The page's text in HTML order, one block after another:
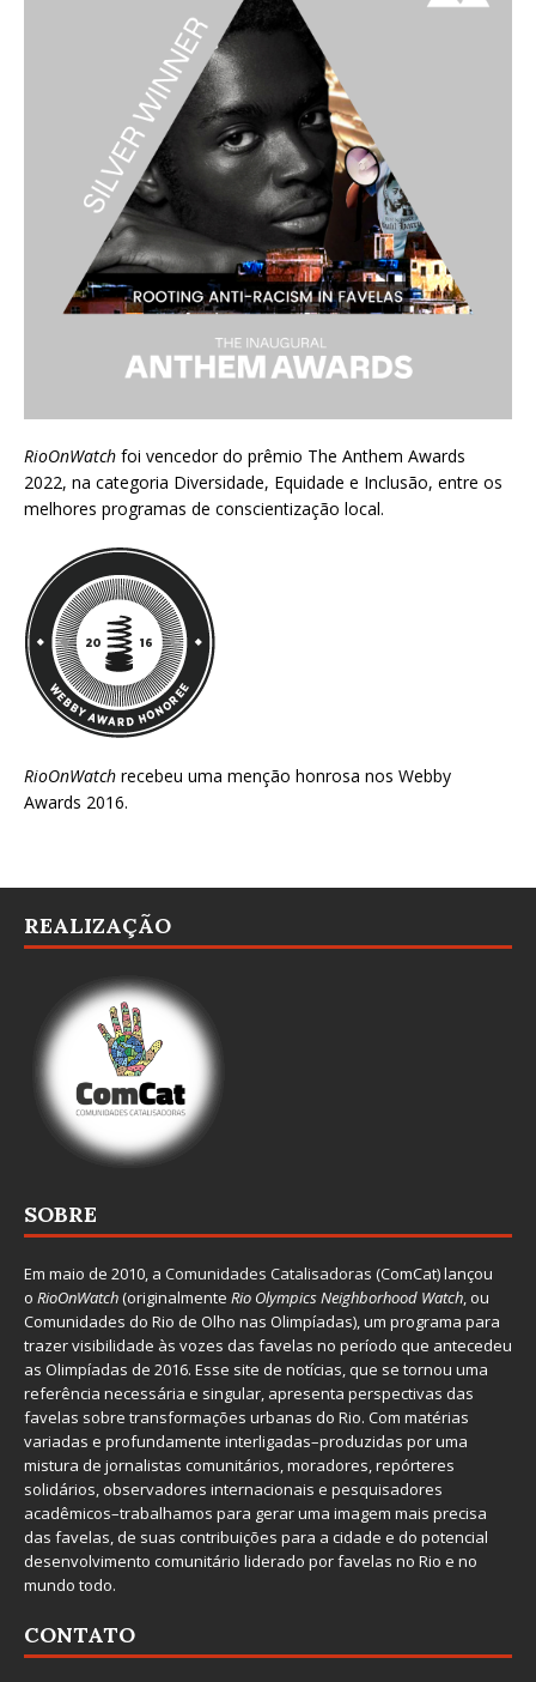
RioOnWatch foi vencedor do prêmio The Anthem Awards
2022, na categoria Diversidade, Equidade e Inclusão, entre os
melhores programas de conscientização local.
RioOnWatch recebeu uma menção honrosa nos Webby
Awards 2016.
REALIZAÇÃO
SOBRE
Em maio de 2010, a Comunidades Catalisadoras (ComCat) lançou
o RioOnWatch(originalmente Rio Olympics Neighborhood Watch, ou
Comunidades do Rio de Olho nas Olimpíadas), um programa para
trazer visibilidade às vozes das favelas no período que antecedeu
as Olimpíadas de 2016. Esse site de notícias, que se tornou uma
referência necessária e singular, apresenta perspectivas das
favelas sobre transformações urbanas do Rio. Com matérias
variadas e profundamente interligadas–produzidas por uma
mistura de jornalistas comunitários, moradores, repórteres
solidários, observadores internacionais e pesquisadores
acadêmicos–trabalhamos para gerar uma imagem mais precisa
das favelas, de suas contribuições para a cidade e do potencial
desenvolvimento comunitário liderado por favelas no Rio e no
mundo todo.
CONTATO